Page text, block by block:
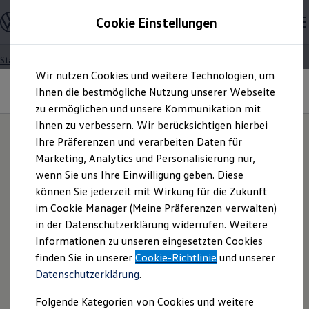
Hauptinhalt
springen
Footer
springen
Modelle und Konfigurator
Konfigurator
Modelle vergleichen
Elektroautos
ENERGY Sondermodelle
Nutzfahrzeuge
SUV und CUV
Familienautos
Kombis
Kompaktwagen
Sportwagen
Schnell verfügbare Fahrzeuge
Angebote und Produkte
Aktuelle Angebote
E-Auto-Förderung
Volkswagen Marktplatz
Die ENERGY Sondermodelle
Junge Gebrauchtwagen und Gebrauchtwagen
Volkswagen Zertifizierte Gebrauchtwagen
Elektromobilität bei Gebrauchtwagen
Saisonangebote
Startseite
Datenschutzerklärung
„Datenverarbeitung im
Rahmen von Fahrten zu
Forschungs-,
Entwicklungs- und
Erprobungszwecken"
Länder außerhalb der EU | None-EU
countries
ישראל/Israel
Download the Privacy Policy for video data recording in
English here.
הורידו כאן את ההצהרה בעברית בדבר הגנת נתונים לצורך
הקלטת נתוני חוזי.
Cookie Einstellungen
Wir nutzen Cookies und weitere Technologien, um
Ihnen die bestmögliche Nutzung unserer Webseite
zu ermöglichen und unsere Kommunikation mit
Ihnen zu verbessern. Wir berücksichtigen hierbei
Ihre Präferenzen und verarbeiten Daten für
Marketing, Analytics und Personalisierung nur,
wenn Sie uns Ihre Einwilligung geben. Diese
können Sie jederzeit mit Wirkung für die Zukunft
im Cookie Manager (Meine Präferenzen verwalten)
in der Datenschutzerklärung widerrufen. Weitere
Informationen zu unseren eingesetzten Cookies
finden Sie in unsererCookie-Richtlinie und unserer
Datenschutzerklärung.
Folgende Kategorien von Cookies und weitere